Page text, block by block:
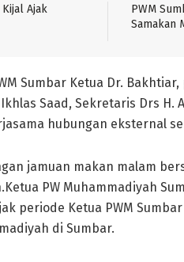
Kijal Ajak
PWM
Samakan
Sumbar Ketua Dr.
Saad, Sekretaris Drs H.
hubungan eksternal
jamuan makan malam
PW Muhammadiyah
periode Ketua PWM
di Sumbar.